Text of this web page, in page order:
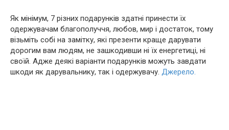
Як мінімум, 7 різних подарунків здатні принести їх
одержувачам благополуччя, любов, мир і достаток, тому
візьміть собі на замітку, які презенти краще дарувати
дорогим вам людям, не зашкодивши ні їх енергетиці, ні
своїй. Адже деякі варіанти подарунків можуть завдати
шкоди як дарувальнику, так і одержувачу. Джерело.